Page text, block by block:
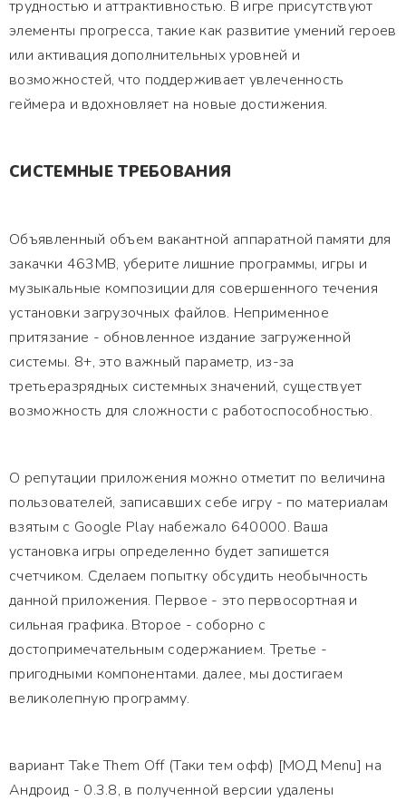
трудностью и аттрактивностью. В игре присутствуют
элементы прогресса, такие как развитие умений героев
или активация дополнительных уровней и
возможностей, что поддерживает увлеченность
геймера и вдохновляет на новые достижения.
СИСТЕМНЫЕ ТРЕБОВАНИЯ
Объявленный объем вакантной аппаратной памяти для
закачки 463MB, уберите лишние программы, игры и
музыкальные композиции для совершенного течения
установки загрузочных файлов. Неприменное
притязание - обновленное издание загруженной
системы. 8+, это важный параметр, из-за
третьеразрядных системных значений, существует
возможность для сложности с работоспособностью.
О репутации приложения можно отметит по величина
пользователей, записавших себе игру - по материалам
взятым с Google Play набежало 640000. Ваша
установка игры определенно будет запишется
счетчиком. Сделаем попытку обсудить необычность
данной приложения. Первое - это первосортная и
сильная графика. Второе - соборно с
достопримечательным содержанием. Третье -
пригодными компонентами. далее, мы достигаем
великолепную программу.
вариант Take Them Off (Таки тем офф) [МОД Menu] на
Андроид - 0.3.8, в полученной версии удалены